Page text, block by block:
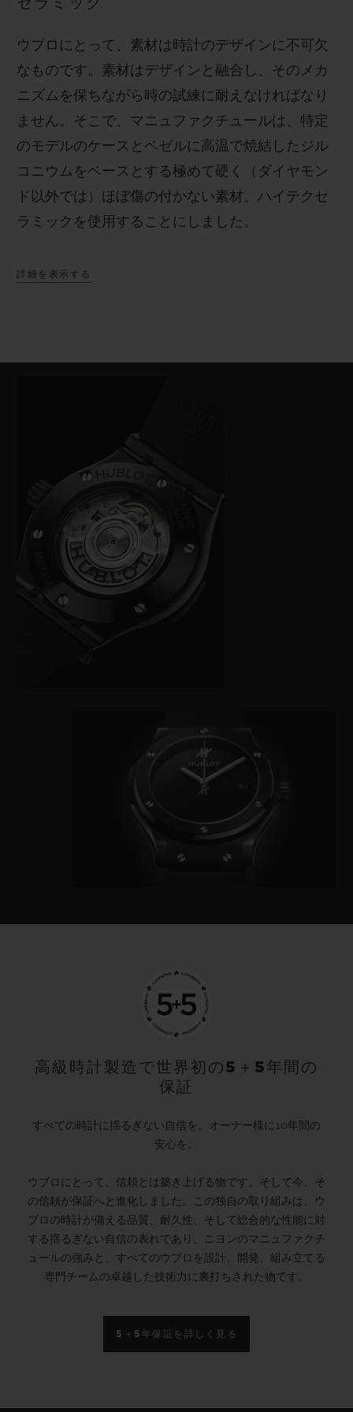
セラミック
ウブロにとって、素材は時計のデザインに不可欠
なものです。素材はデザインと融合し、そのメカ
ニズムを保ちながら時の試練に耐えなければなり
ません。そこで、マニュファクチュールは、特定
のモデルのケースとベゼルに高温で焼結したジル
コニウムをベースとする極めて硬く（ダイヤモン
ド以外では）ほぼ傷の付かない素材、ハイテクセ
ラミックを使用することにしました。
詳細を表示する
高級時計製造で世界初の5＋5年間の
保証
すべての時計に揺るぎない自信を。オーナー様に10年間の
安心を。
ウブロにとって、信頼とは築き上げる物です。そして今、そ
の信頼が保証へと進化しました。この独自の取り組みは、ウ
ブロの時計が備える品質、耐久性、そして総合的な性能に対
する揺るぎない自信の表れであり、ニヨンのマニュファクチ
ュールの強みと、すべてのウブロを設計、開発、組み立てる
専門チームの卓越した技術力に裏打ちされた物です。
5＋5年保証を詳しく見る